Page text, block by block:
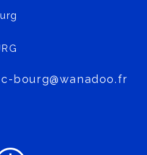
bourg@wanadoo.fr